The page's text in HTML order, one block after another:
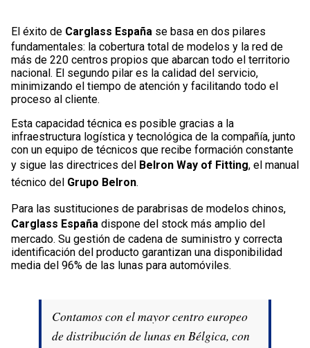
El éxito de Carglass España se basa en dos pilares
fundamentales: la cobertura total de modelos y la red de
más de 220 centros propios que abarcan todo el territorio
nacional. El segundo pilar es la calidad del servicio,
minimizando el tiempo de atención y facilitando todo el
proceso al cliente.
Esta capacidad técnica es posible gracias a la
infraestructura logística y tecnológica de la compañía, junto
con un equipo de técnicos que recibe formación constante
y sigue las directrices del Belron Way of Fitting, el manual
técnico del Grupo Belron.
Para las sustituciones de parabrisas de modelos chinos,
Carglass España dispone del stock más amplio del
mercado. Su gestión de cadena de suministro y correcta
identificación del producto garantizan una disponibilidad
media del 96% de las lunas para automóviles.
Contamos con el mayor centro europeo
de distribución de lunas en Bélgica, con